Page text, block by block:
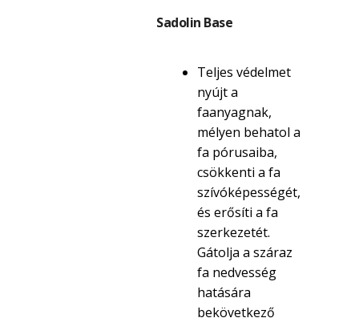
Sadolin Base
Teljes védelmet
nyújt a
faanyagnak,
mélyen behatol a
fa pórusaiba,
csökkenti a fa
szívóképességét,
és erősíti a fa
szerkezetét.
Gátolja a száraz
fa nedvesség
hatására
bekövetkező